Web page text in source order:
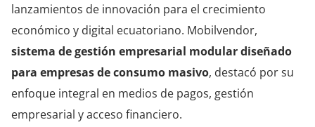
lanzamientos de innovación para el crecimiento
económico y digital ecuatoriano. Mobilvendor,
sistema de gestión empresarial modular diseñado
para empresas de consumo masivo, destacó por su
enfoque integral en medios de pagos, gestión
empresarial y acceso financiero.